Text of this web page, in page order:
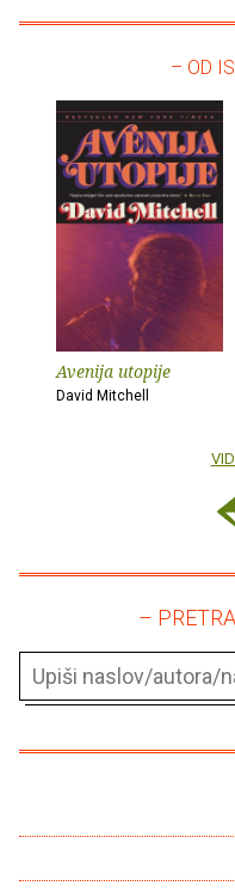
– OD
Avenija utopije
David Mitchell
–